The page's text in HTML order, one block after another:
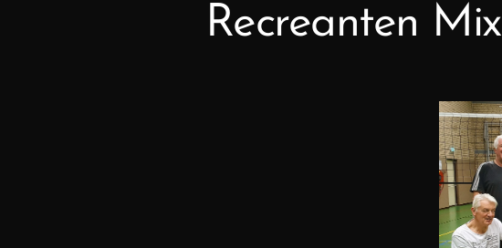
Recreanten Mix